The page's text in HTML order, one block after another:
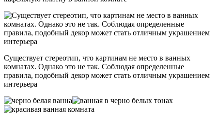
Существует стереотип, что картинам не место в ванных
комнатах. Однако это не так. Соблюдая определенные
правила, подобный декор может стать отличным украшением
интерьера